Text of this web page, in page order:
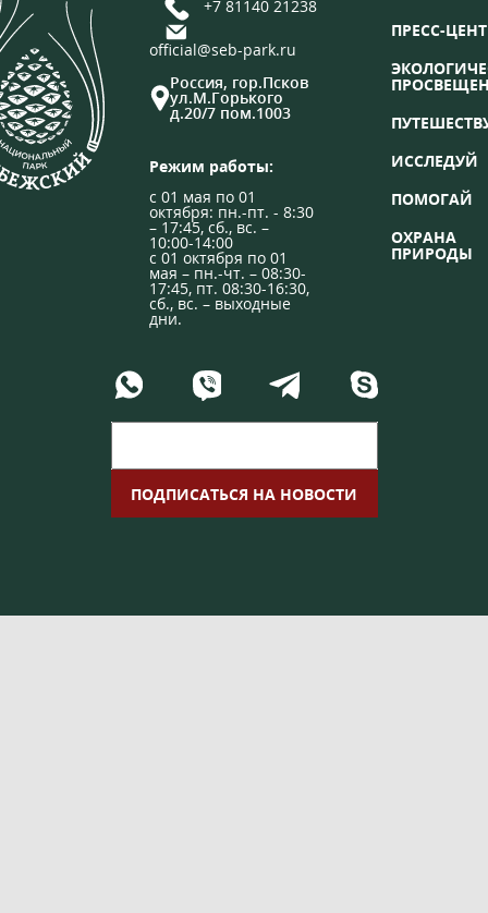
+7 81140 21238
official@seb-park.ru
Россия, гор.Псков
ул.М.Горького
д.20/7 пом.1003
Режим работы:
с 01 мая по 01
октября: пн.-пт. - 8:30
– 17:45, сб., вс. –
10:00-14:00
с 01 октября по 01
мая – пн.-чт. – 08:30-
17:45, пт. 08:30-16:30,
сб., вс. – выходные
дни.
ПРЕСС-
ИССЛЕДУЙ
ПОМОГАЙ
ОХРАНА
ПРИРОДЫ